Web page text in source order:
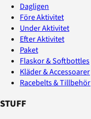
Dagligen
Före Aktivitet
Under Aktivitet
Efter Aktivitet
Paket
Flaskor & Softbottles
Kläder & Accessoarer
Racebelts & Tillbehör
STUFF